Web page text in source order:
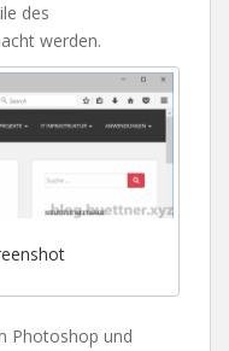
des
werden.
Photoshop und